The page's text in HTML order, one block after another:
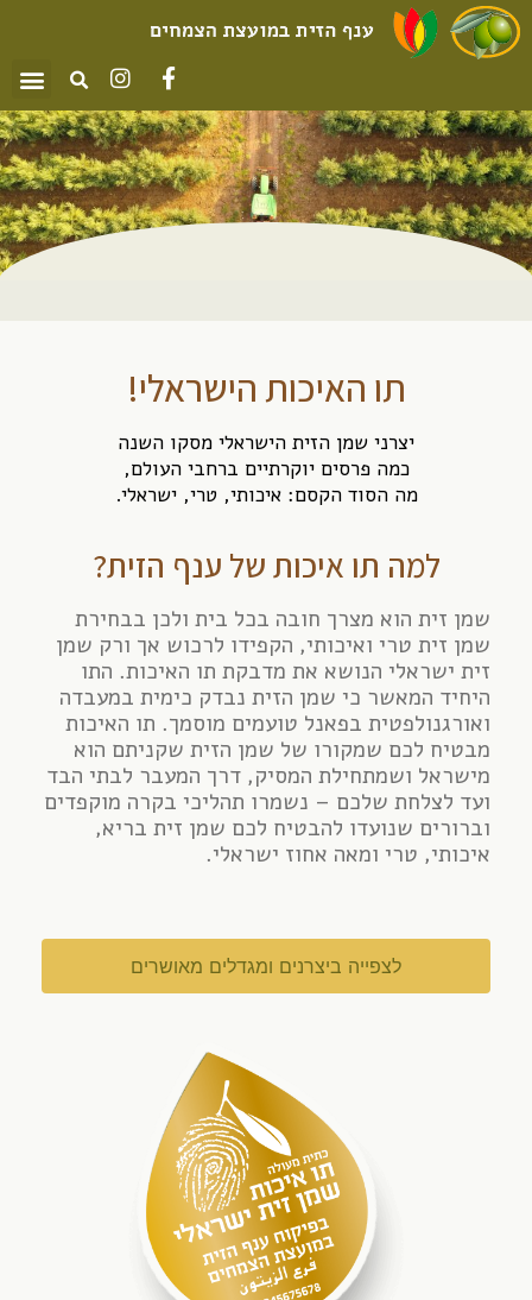
תו האיכות הישראלי!
יצרני שמן הזית הישראלי מסקו השנה
כמה פרסים יוקרתיים ברחבי העולם,
מה הסוד הקסם: איכותי, טרי, ישראלי.
למה תו איכות של ענף הזית?
שמן זית הוא מצרך חובה בכל בית ולכן בבחירת
שמן זית טרי ואיכותי, הקפידו לרכוש אך ורק שמן
זית ישראלי הנושא את מדבקת תו האיכות. התו
היחיד המאשר כי שמן הזית נבדק כימית במעבדה
ואורגנולפטית בפאנל טועמים מוסמך. תו האיכות
מבטיח לכם שמקורו של שמן הזית שקניתם הוא
מישראל ושמתחילת המסיק, דרך המעבר לבתי הבד
ועד לצלחת שלכם – נשמרו תהליכי בקרה מוקפדים
וברורים שנועדו להבטיח לכם שמן זית בריא,
איכותי, טרי ומאה אחוז ישראלי.
לצפייה ביצרנים ומגדלים מאושרים